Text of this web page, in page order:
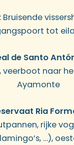
: Bruisende
tot
de Santo
veerboot naar
Ayamonte
Ria
rijke
…),